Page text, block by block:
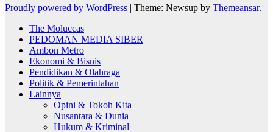
Proudly powered by WordPress | Theme: Newsup by Themeansar.
The Moluccas
PEDOMAN MEDIA SIBER
Ambon Metro
Ekonomi & Bisnis
Pendidikan & Olahraga
Politik & Pemerintahan
Lainnya
Opini & Tokoh Kita
Nusantara & Dunia
Hukum & Kriminal